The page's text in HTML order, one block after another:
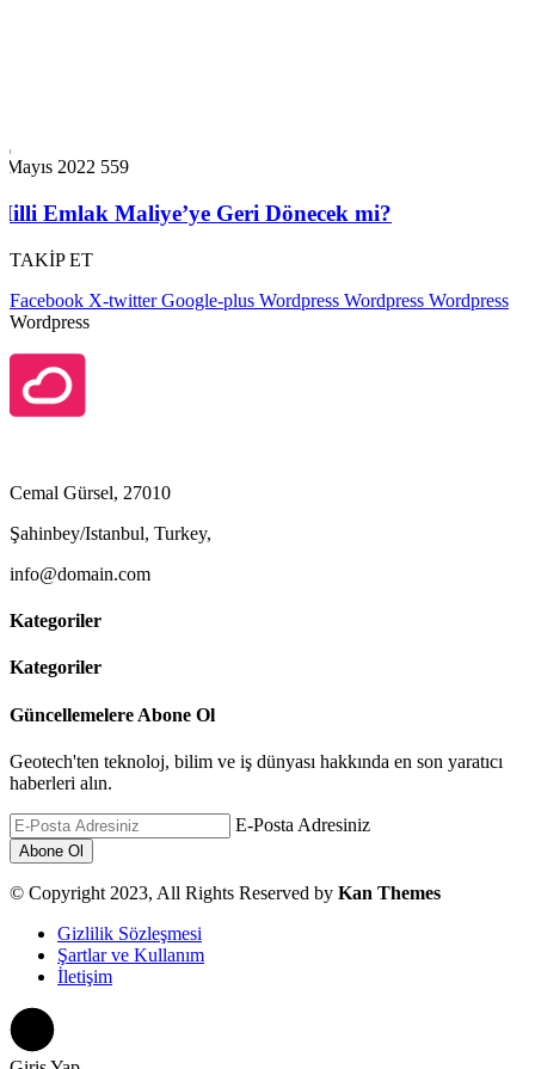
Mayıs 2022 559
Emlak Maliye’ye Geri Dönecek mi?
TAKİP ET
Facebook X-twitter Google-plus Wordpress Wordpress Wordpress
Wordpress
Cemal Gürsel, 27010
Şahinbey/Istanbul, Turkey,
info@domain.com
Kategoriler
Kategoriler
Güncellemelere Abone Ol
Geotech'ten teknoloj, bilim ve iş dünyası hakkında en son yaratıcı
haberleri alın.
E-Posta Adresiniz
© Copyright 2023, All Rights Reserved by Kan Themes
Gizlilik Sözleşmesi
Şartlar ve Kullanım
İletişim